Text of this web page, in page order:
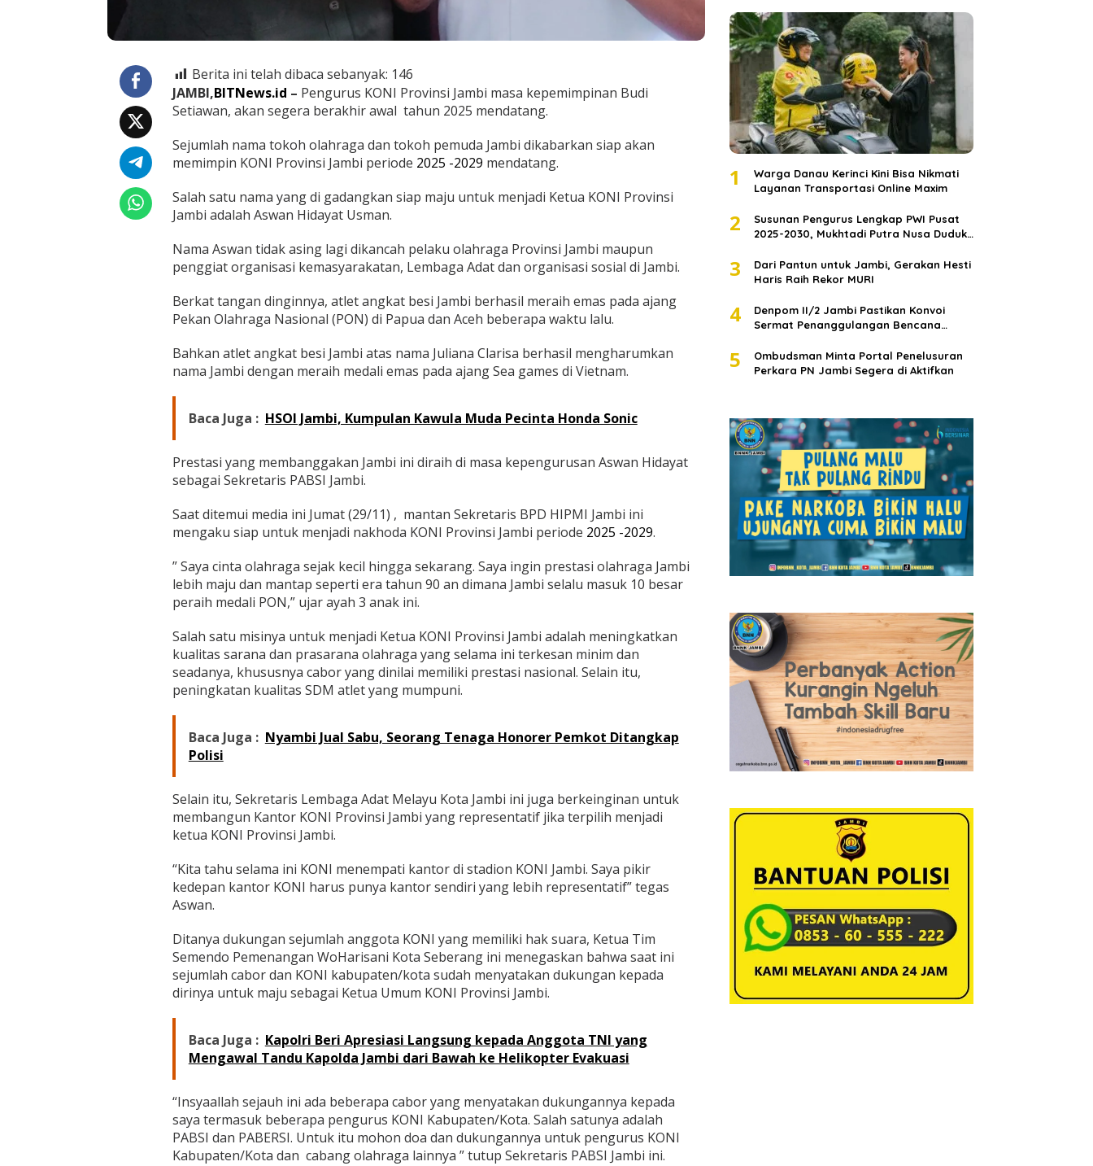
s
i
J
a
b
i
Berita ini telah dibaca sebanyak: 146
JAMBI,BITNews.id – Pengurus KONI Provinsi Jambi masa kepemimpinan Budi
Setiawan, akan segera berakhir awal tahun 2025 mendatang.
Sejumlah nama tokoh olahraga dan tokoh pemuda Jambi dikabarkan siap akan
memimpin KONI Provinsi Jambi periode 2025 -2029 mendatang.
Salah satu nama yang di gadangkan siap maju untuk menjadi Ketua KONI Provinsi
Jambi adalah Aswan Hidayat Usman.
Nama Aswan tidak asing lagi dikancah pelaku olahraga Provinsi Jambi maupun
penggiat organisasi kemasyarakatan, Lembaga Adat dan organisasi sosial di Jambi.
Berkat tangan dinginnya, atlet angkat besi Jambi berhasil meraih emas pada ajang
Pekan Olahraga Nasional (PON) di Papua dan Aceh beberapa waktu lalu.
Bahkan atlet angkat besi Jambi atas nama Juliana Clarisa berhasil mengharumkan
nama Jambi dengan meraih medali emas pada ajang Sea games di Vietnam.
Baca Juga : HSOI Jambi, Kumpulan Kawula Muda Pecinta Honda Sonic
Prestasi yang membanggakan Jambi ini diraih di masa kepengurusan Aswan Hidayat
sebagai Sekretaris PABSI Jambi.
Saat ditemui media ini Jumat (29/11) , mantan Sekretaris BPD HIPMI Jambi ini
mengaku siap untuk menjadi nakhoda KONI Provinsi Jambi periode 2025 -2029.
” Saya cinta olahraga sejak kecil hingga sekarang. Saya ingin prestasi olahraga Jambi
lebih maju dan mantap seperti era tahun 90 an dimana Jambi selalu masuk 10 besar
peraih medali PON,” ujar ayah 3 anak ini.
Salah satu misinya untuk menjadi Ketua KONI Provinsi Jambi adalah meningkatkan
kualitas sarana dan prasarana olahraga yang selama ini terkesan minim dan
seadanya, khususnya cabor yang dinilai memiliki prestasi nasional. Selain itu,
peningkatan kualitas SDM atlet yang mumpuni.
Baca Juga : Nyambi Jual Sabu, Seorang Tenaga Honorer Pemkot Ditangkap
Polisi
Selain itu, Sekretaris Lembaga Adat Melayu Kota Jambi ini juga berkeinginan untuk
membangun Kantor KONI Provinsi Jambi yang representatif jika terpilih menjadi
ketua KONI Provinsi Jambi.
“Kita tahu selama ini KONI menempati kantor di stadion KONI Jambi. Saya pikir
kedepan kantor KONI harus punya kantor sendiri yang lebih representatif” tegas
Aswan.
Ditanya dukungan sejumlah anggota KONI yang memiliki hak suara, Ketua Tim
Semendo Pemenangan WoHarisani Kota Seberang ini menegaskan bahwa saat ini
sejumlah cabor dan KONI kabupaten/kota sudah menyatakan dukungan kepada
dirinya untuk maju sebagai Ketua Umum KONI Provinsi Jambi.
Baca Juga : Kapolri Beri Apresiasi Langsung kepada Anggota TNI yang
Mengawal Tandu Kapolda Jambi dari Bawah ke Helikopter Evakuasi
“Insyaallah sejauh ini ada beberapa cabor yang menyatakan dukungannya kepada
saya termasuk beberapa pengurus KONI Kabupaten/Kota. Salah satunya adalah
PABSI dan PABERSI. Untuk itu mohon doa dan dukungannya untuk pengurus KONI
Kabupaten/Kota dan cabang olahraga lainnya ” tutup Sekretaris PABSI Jambi ini.
1
Warga Danau Kerinci Kini Bisa Nikmati
Layanan Transportasi Online Maxim
2
Susunan Pengurus Lengkap PWI Pusat
2025-2030, Mukhtadi Putra Nusa Duduki
3
Dari Pantun untuk Jambi, Gerakan Hesti
Haris Raih Rekor MURI
4
Denpom II/2 Jambi Pastikan Konvoi
Sermat Penanggulangan Bencana
5
Ombudsman Minta Portal Penelusuran
Perkara PN Jambi Segera di Aktifkan